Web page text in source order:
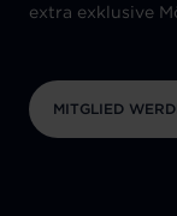
extra exklusive
MITGLIED